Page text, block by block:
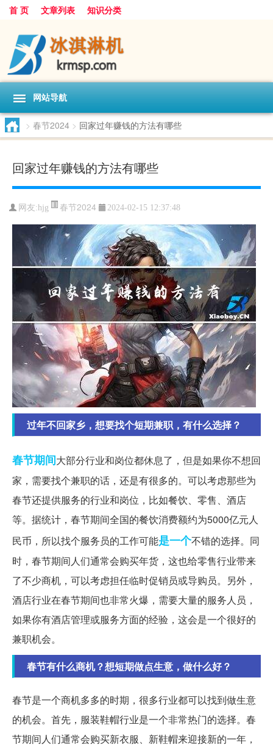
首 页 文章列表 知识分类
网站导航
> 春节2024 > 回家过年赚钱的方法有哪些
回家过年赚钱的方法有哪些
网友:hjg 春节2024 2024-02-15 12:37:48
过年不回家乡，想要找个短期兼职，有什么选择？
春节期间大部分行业和岗位都休息了，但是如果你不想回
家，需要找个兼职的话，还是有很多的。可以考虑那些为
春节还提供服务的行业和岗位，比如餐饮、零售、酒店
等。据统计，春节期间全国的餐饮消费额约为5000亿元人
民币，所以找个服务员的工作可能是一个不错的选择。同
时，春节期间人们通常会购买年货，这也给零售行业带来
了不少商机，可以考虑担任临时促销员或导购员。另外，
酒店行业在春节期间也非常火爆，需要大量的服务人员，
如果你有酒店管理或服务方面的经验，这会是一个很好的
兼职机会。
春节有什么商机？想短期做点生意，做什么好？
春节是一个商机多多的时期，很多行业都可以找到做生意
的机会。首先，服装鞋帽行业是一个非常热门的选择。春
节期间人们通常会购买新衣服、新鞋帽来迎接新的一年，